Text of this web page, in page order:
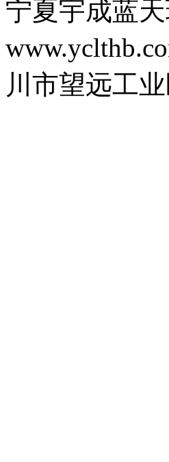
宁夏宇成蓝
川市望远工